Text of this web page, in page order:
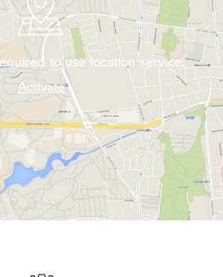
to use location service.
Activate